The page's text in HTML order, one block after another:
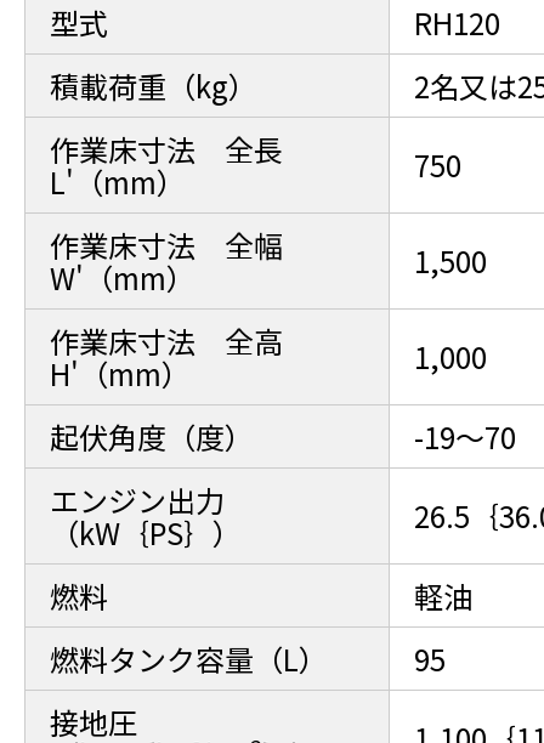
型式
RH120
積載荷重（kg）
2名又は
作業床寸法 全長
L'（mm）
750
作業床寸法 全幅
W'（mm）
1,500
作業床寸法 全高
H'（mm）
1,000
起伏角度（度）
-19～70
エンジン出力
（kW｛PS｝）
26.5｛
燃料
軽油
燃料タンク容量（L）
95
接地圧